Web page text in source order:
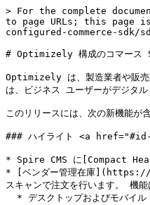
> For the complete documentation index, see [llms.txt](https://manual.dxable.com/llms.txt). Markdown versions of documentation pages are available by appending `.md` to page URLs; this page is available as [Markdown](https://manual.dxable.com/optimizely/configured-commerce/optimizely-configured-commerce/release-notes-for-configured-commerce-sdk/sdk-releases-and-downloads-1.md).

# Optimizely 構成のコマース SDK v5.2 リリース

Optimizely は、製造業者や販売業者の変化するビジネス ニーズを満たす、スケーラブルで拡張可能なソリューションの提供に引き続き重点を置いた v5.2 リリースを発表できることを嬉しく思います。 5.2 リリースでは、ビジネス ユーザーがデジタル プラットフォームを管理し、エンド ユーザー エクスペリエンスを強化するためのエクスペリエンスの向上に重点を置いています。

このリリースには、次の新機能が含まれています。

### ハイライト <a href="#id-30j0zll" id="id-30j0zll"></a>

* Spire CMS に[Compact Headerが追加されました](https://support.optimizely.com/hc/en-us/articles/5637602368269)。
* [ベンダー管理在庫](https://support.optimizely.com/hc/en-us/articles/15491494797069)(VMI) がすべての顧客に公開されるようになりました。 VMI を使用して在庫を更新し、モバイル バーコード スキャンで注文を行います。 機能は次のとおりです:
  * デスクトップおよびモバイル アプリから VMI にアクセスします。
  * VMI の場所を構成します。
  * モバイル アプリでバーコードをスキャンし、自動注文提案機能を使用します。
  * 在庫レポートを使用して、動きの遅い製品と動きの速い製品を追跡します。
* [デスクトップ](https://support.optimizely.com/hc/en-us/sections/15485633760269-Vendor-Managed-Inventory-VMI-)および[モバイル アプリ](https://support.optimizely.com/hc/en-us/sections/17159370884493-Vendor-Managed-Inventory-VMI-)経由で VMI を使用する方法、または[Spire でページを構成する方法について詳しく学習します](https://support.optimizely.com/hc/en-us/sections/17506536695821-Vendor-Managed-Inventory-VMI-widgets)。
* [サインイン オーバーレイ オプションが](https://support.optimizely.com/hc/en-us/articles/17616027696269)追加され、ユーザーはサインイン ページに誘導されるのではなく、サイド パネルを使用してログインできるようになりました。
* [Elasticsearch ](https://docs.developers.optimizely.com/configured-commerce/docs/search-architecture)v7 は、同